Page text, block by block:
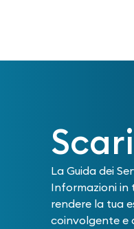
La Guida dei
Informazioni in
rendere la tua
coinvolgente e